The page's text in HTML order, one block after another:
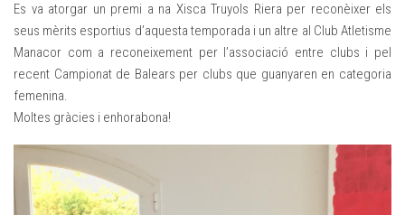
Es va atorgar un premi a na Xisca Truyols Riera per reconèixer els
seus mèrits esportius d’aquesta temporada i un altre al Club Atletisme
Manacor com a reconeixement per l’associació entre clubs i pel
recent Campionat de Balears per clubs que guanyaren en categoria
femenina.
Moltes gràcies i enhorabona!